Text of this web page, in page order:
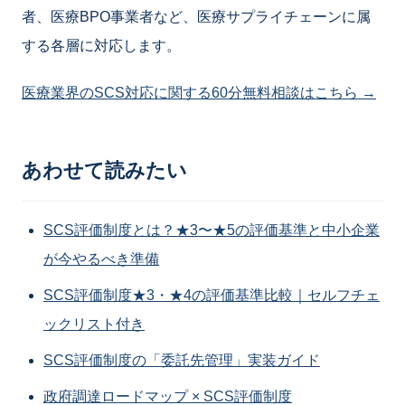
者、医療BPO事業者など、医療サプライチェーンに属
する各層に対応します。
医療業界のSCS対応に関する60分無料相談はこちら →
あわせて読みたい
SCS評価制度とは？★3〜★5の評価基準と中小企業
が今やるべき準備
SCS評価制度★3・★4の評価基準比較｜セルフチェ
ックリスト付き
SCS評価制度の「委託先管理」実装ガイド
政府調達ロードマップ × SCS評価制度